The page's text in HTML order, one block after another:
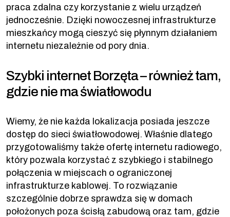
praca zdalna czy korzystanie z wielu urządzeń
jednocześnie. Dzięki nowoczesnej infrastrukturze
mieszkańcy mogą cieszyć się płynnym działaniem
internetu niezależnie od pory dnia.
Szybki internet Borzęta – również tam,
gdzie nie ma światłowodu
Wiemy, że nie każda lokalizacja posiada jeszcze
dostęp do sieci światłowodowej. Właśnie dlatego
przygotowaliśmy także ofertę internetu radiowego,
który pozwala korzystać z szybkiego i stabilnego
połączenia w miejscach o ograniczonej
infrastrukturze kablowej. To rozwiązanie
szczególnie dobrze sprawdza się w domach
położonych poza ścisłą zabudową oraz tam, gdzie